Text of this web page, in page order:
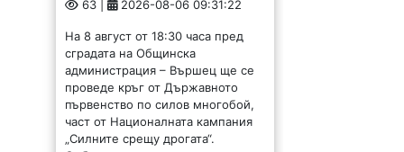
администрация – Вършец ще се
първенство по силов многобой,
част от Националната кампания
„Силните срещу дрогата“.
Събитието...